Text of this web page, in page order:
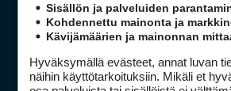
Sisällön ja palveluiden
Kohdennettu mainonta ja
Kävijämäärien ja mainonnan
Hyväksymällä evästeet, annat luvan
näihin käyttötarkoituksiin. Mikäli et